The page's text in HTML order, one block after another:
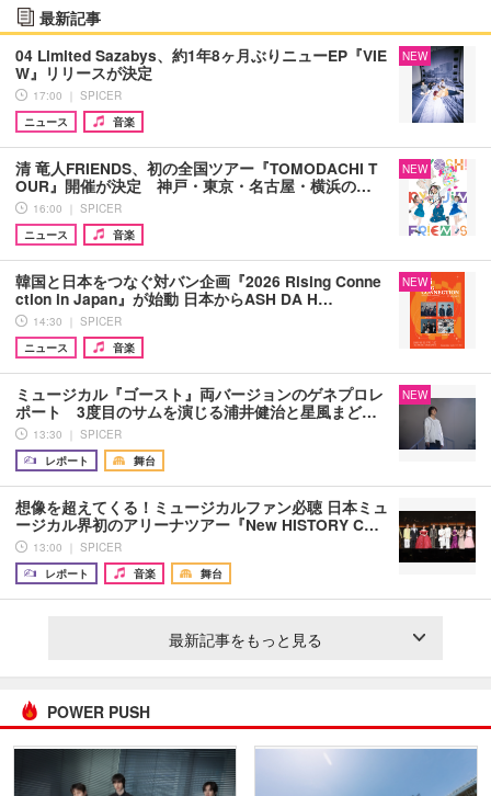
最新記事
04 Limited Sazabys、約1年8ヶ月ぶりニューEP『VIE
W』リリースが決定
17:00 ｜ SPICER
ニュース
音楽
NEW
清 竜人FRIENDS、初の全国ツアー『TOMODACHI T
OUR』開催が決定 神戸・東京・名古屋・横浜の…
16:00 ｜ SPICER
ニュース
音楽
NEW
韓国と日本をつなぐ対バン企画『2026 Rising Conne
ction in Japan』が始動 日本からASH DA H…
14:30 ｜ SPICER
ニュース
音楽
NEW
ミュージカル『ゴースト』両バージョンのゲネプロレ
ポート 3度目のサムを演じる浦井健治と星風まど…
13:30 ｜ SPICER
レポート
舞台
NEW
想像を超えてくる！ミュージカルファン必聴 日本ミュ
ージカル界初のアリーナツアー『New HISTORY C…
13:00 ｜ SPICER
レポート
音楽 舞台
最新記事をもっと見る
POWER PUSH